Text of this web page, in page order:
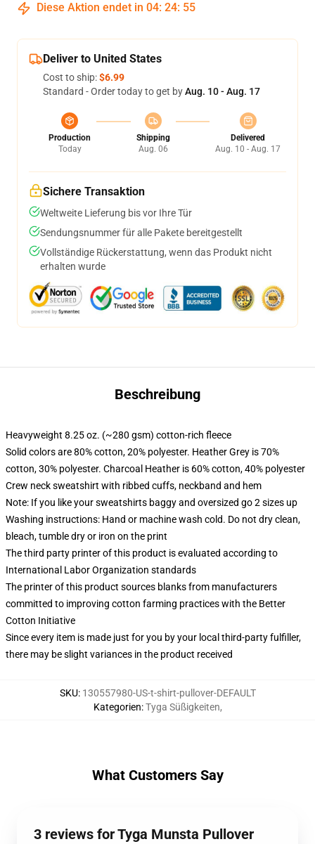
Diese Aktion endet in 04: 24: 54
Deliver to United States
Cost to ship:$6.99
Standard - Order today to get byAug. 10 - Aug. 17
Production
Today
Shipping
Aug. 06
Delivered
Aug. 10 - Aug. 17
Sichere Transaktion
Weltweite Lieferung bis vor Ihre Tür
Sendungsnummer für alle Pakete bereitgestellt
Vollständige Rückerstattung, wenn das Produkt nicht
erhalten wurde
Beschreibung
Heavyweight 8.25 oz. (~280 gsm) cotton-rich fleece
Solid colors are 80% cotton, 20% polyester. Heather Grey is 70%
cotton, 30% polyester. Charcoal Heather is 60% cotton, 40% polyester
Crew neck sweatshirt with ribbed cuffs, neckband and hem
Note: If you like your sweatshirts baggy and oversized go 2 sizes up
Washing instructions: Hand or machine wash cold. Do not dry clean,
bleach, tumble dry or iron on the print
The third party printer of this product is evaluated according to
International Labor Organization standards
The printer of this product sources blanks from manufacturers
committed to improving cotton farming practices with the Better
Cotton Initiative
Since every item is made just for you by your local third-party fulfiller,
there may be slight variances in the product received
SKU: 130557980-US-t-shirt-pullover-DEFAULT
Kategorien:Tyga Süßigkeiten,
What Customers Say
3 reviews for Tyga Munsta Pullover